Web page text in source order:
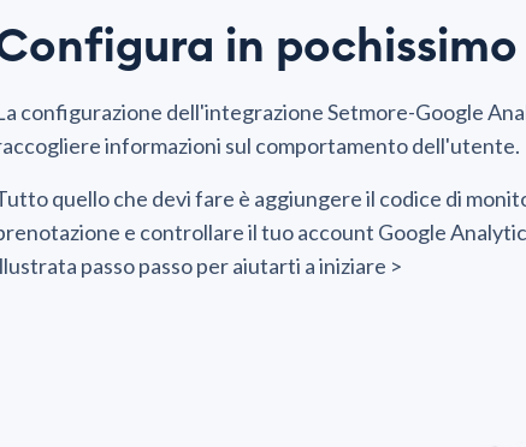
in
configurazione dell'integrazione Setmore-Google
informazioni sul comportamento dell'utente.
quello che devi fare è aggiungere il codice di
e controllare il tuo account Google
passo passo per aiutarti a iniziare >